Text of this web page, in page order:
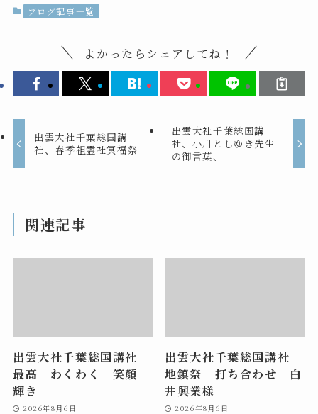
ブログ記事一覧
よかったらシェアしてね！
出雲大社千葉総国講
社、春季祖霊社冥福祭
出雲大社千葉総国講
社、小川としゆき先生
の御言葉、
関連記事
出雲大社千葉総国講社
最高 わくわく 笑顔
輝き
2026年8月6日
出雲大社千葉総国講社
地鎮祭 打ち合わせ 白
井興業様
2026年8月6日